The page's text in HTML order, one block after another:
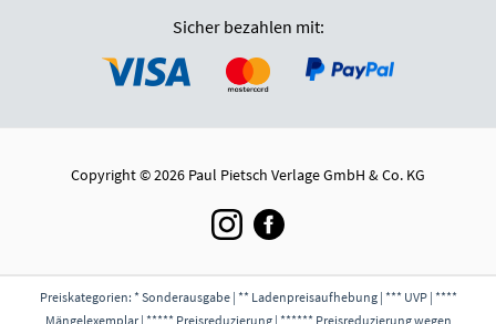
Sicher bezahlen mit:
Copyright © 2026 Paul Pietsch Verlage GmbH & Co. KG
Preiskategorien: * Sonderausgabe | ** Ladenpreisaufhebung | *** UVP | ****
Mängelexemplar | ***** Preisreduzierung | ****** Preisreduzierung wegen